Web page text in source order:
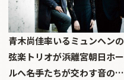
青木尚佳率いるミュンヘンの
弦楽トリオが浜離宮朝日ホー
ルへ――名手たちが交わす音の…